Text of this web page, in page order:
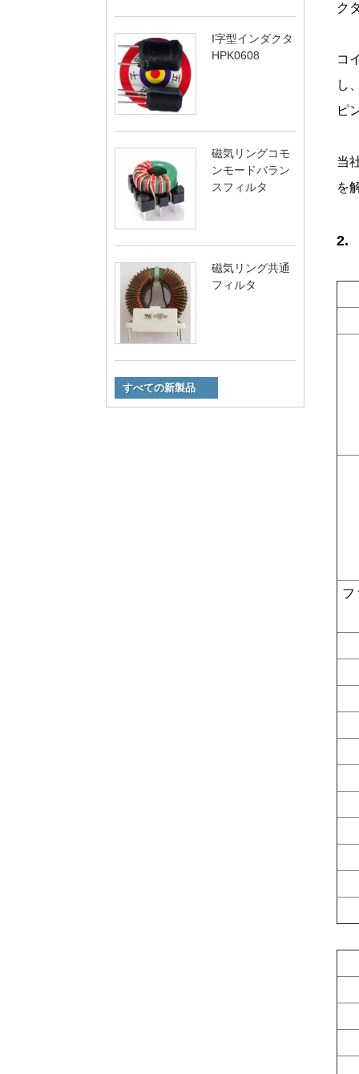
I字型インダクタ
HPK0608
磁気リングコモ
ンモードバラン
スフィルタ
磁気リング共通
フィルタ
すべての新製品
ク
コ
し
ピ
当
を
2.
フ